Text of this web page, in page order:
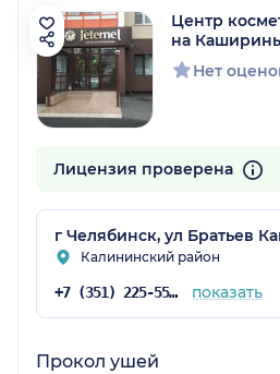
Центр
на
Нет
Лицензия проверена
г Челябинск, ул Братьев
Калининский район
+7 (351) 225-55-55 показать
Прокол ушей